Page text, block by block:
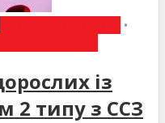
•
із
2 типу з ССЗ